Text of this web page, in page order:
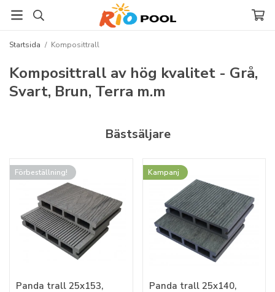
Startsida / Komposittrall
Komposittrall av hög kvalitet - Grå,
Svart, Brun, Terra m.m
Bästsäljare
Förbeställning!
Panda trall 25x153,
Kampanj
Panda trall 25x140,